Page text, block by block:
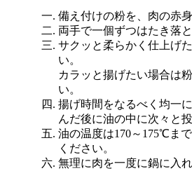
備え付けの粉を、肉の赤
両手で一個ずつはたき落
サクッと柔らかく仕上げ
い。
カラッと揚げたい場合は
い。
揚げ時間をなるべく均一
んだ後に油の中に次々と
油の温度は170～175℃ま
ください。
無理に肉を一度に鍋に入